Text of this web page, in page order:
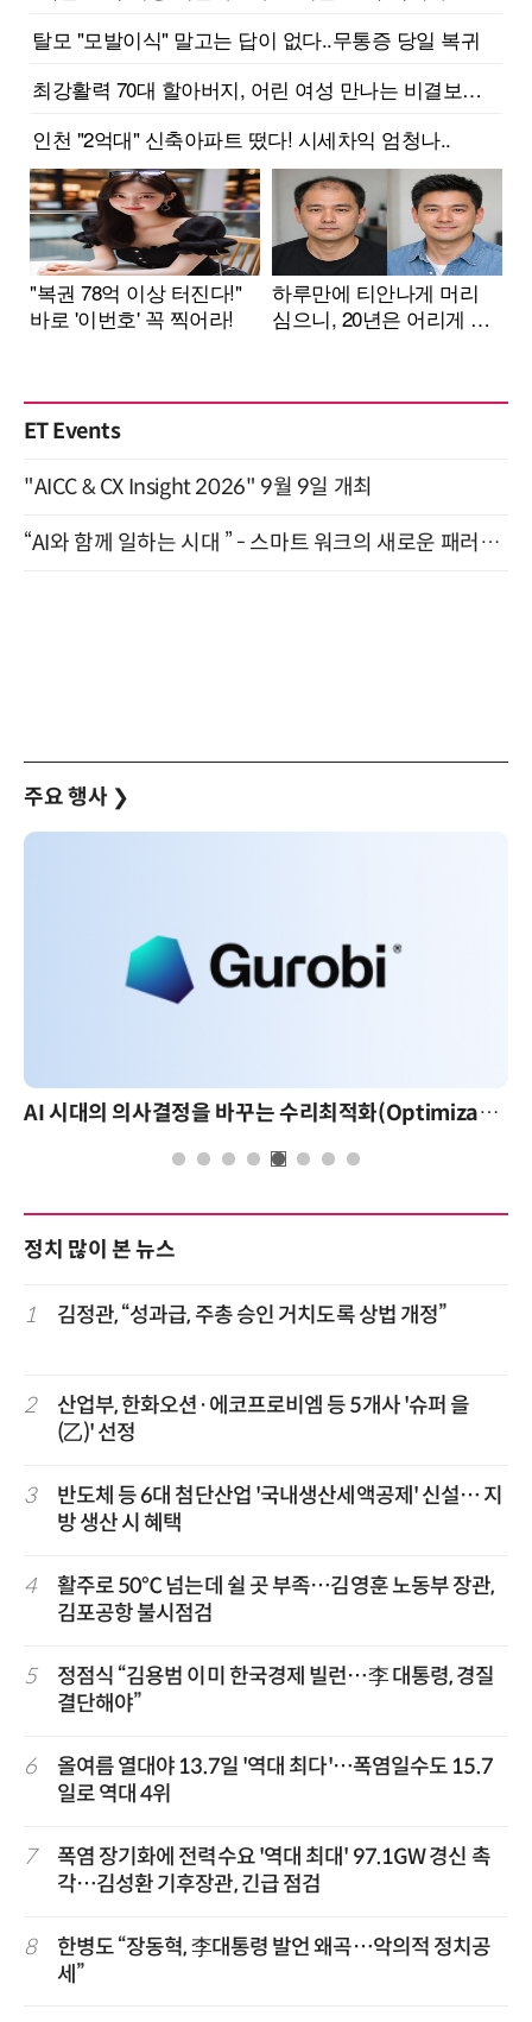
ET Events
"AICC & CX Insight 2026" 9월 9일 개최
“AI와 함께 일하는 시대 ” - 스마트 워크의 새로운 패러다임 (9/11)
주요 행사 ❯
AI 시대의 의사결정을 바꾸는 수리최적화(Optimization): 실제 산업 적용 사례와 활용 전략
정치 많이 본 뉴스
1 김정관, “성과급, 주총 승인 거치도록 상법 개정”
2
산업부, 한화오션·에코프로비엠 등 5개사 '슈퍼 을
(乙)' 선정
3
반도체 등 6대 첨단산업 '국내생산세액공제' 신설… 지
방 생산 시 혜택
4
활주로 50℃ 넘는데 쉴 곳 부족…김영훈 노동부 장관,
김포공항 불시점검
5
정점식 “김용범 이미 한국경제 빌런…李 대통령, 경질
결단해야”
6
올여름 열대야 13.7일 '역대 최다'…폭염일수도 15.7
일로 역대 4위
7
폭염 장기화에 전력수요 '역대 최대' 97.1GW 경신 촉
각…김성환 기후장관, 긴급 점검
8
한병도 “장동혁, 李대통령 발언 왜곡…악의적 정치공
세”